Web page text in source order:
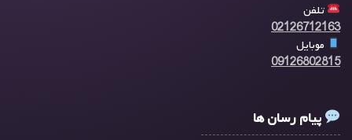
تلفن
02126712163
موبایل
09126802815
پیام رسان ها